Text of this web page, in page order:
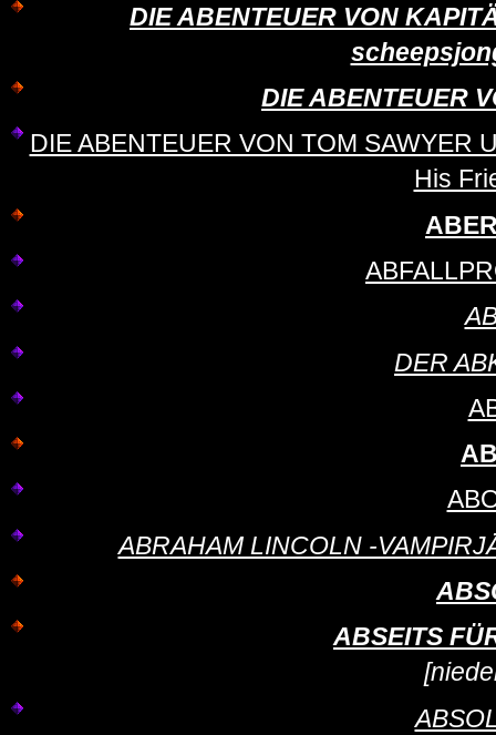
DIE ABENTEUER VON
DIE ABENTEUER
DIE ABENTEUER VON TOM SAWYER
His
DER
ABRAHAM LINCOLN -
ABSEITS